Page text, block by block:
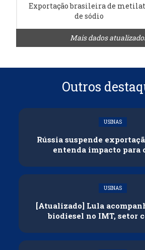
Exportação brasileira de
de sódio
Mais dados
Outros
USINAS
Rússia suspende
entenda impacto para
USINAS
[Atualizado] Lula
biodiesel no IMT, setor